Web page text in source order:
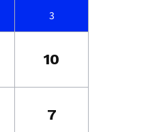
3
10
7